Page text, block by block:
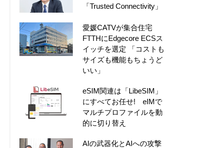
「Trusted Connectivity」
愛媛CATVが集合住宅
FTTHにEdgecore ECSス
イッチを選定 「コストも
サイズも機能もちょうど
いい」
eSIM関連は「LibeSIM」
にすべてお任せ! eIMで
マルチプロファイルを動
的に切り替え
AIの武器化とAIへの攻撃